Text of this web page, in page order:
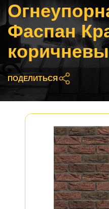
Фаспан
ПОДЕЛИТЬСЯ